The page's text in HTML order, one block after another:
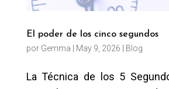
El poder de los cinco segundos
por Gemma May 9, 2026 Blog
La Técnica de los 5